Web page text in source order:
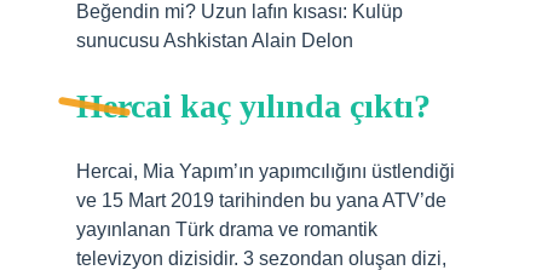
Beğendin mi? Uzun lafın kısası: Kulüp
sunucusu Ashkistan Alain Delon
Hercai kaç yılında çıktı?
Hercai, Mia Yapım’ın yapımcılığını üstlendiği
ve 15 Mart 2019 tarihinden bu yana ATV’de
yayınlanan Türk drama ve romantik
televizyon dizisidir. 3 sezondan oluşan dizi,